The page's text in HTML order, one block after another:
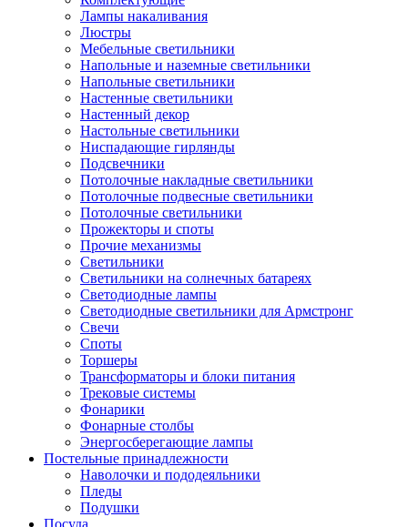
Лампы накаливания
Люстры
Мебельные светильники
Напольные и наземные светильники
Напольные светильники
Настенные светильники
Настенный декор
Настольные светильники
Ниспадающие гирлянды
Подсвечники
Потолочные накладные светильники
Потолочные подвесные светильники
Потолочные светильники
Прожекторы и споты
Прочие механизмы
Светильники
Светильники на солнечных батареях
Светодиодные лампы
Светодиодные светильники для Армстронг
Свечи
Споты
Торшеры
Трансформаторы и блоки питания
Трековые системы
Фонарики
Фонарные столбы
Энергосберегающие лампы
Постельные принадлежности
Наволочки и пододеяльники
Пледы
Подушки
Посуда